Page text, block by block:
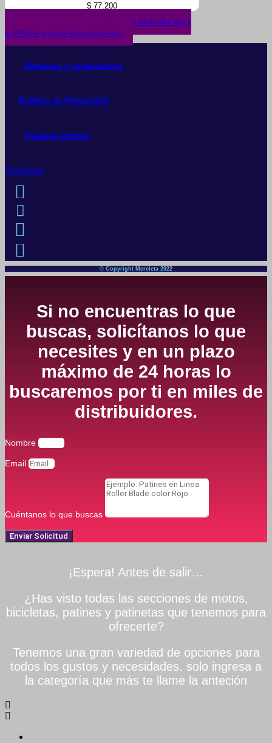
$ 77.200
¿No encuentras lo que buscas? solicítalo dando click aquí y
en 24 horas o menos te lo encontramos.
Términos y condiciones
Política de Privacidad
Quiénes Somos
Contacto
© Copyright Mercleta 2022
Si no encuentras lo que
buscas, solicítanos lo que
necesites y en un plazo
máximo de 24 horas lo
buscaremos por ti en miles de
distribuidores.
Nombre
Email
Cuéntanos lo que buscas
Enviar Solicitud
¡Espera! Antes de salir…
¿Has visto todas las secciones de motos,
bicicletas, patines y patinetas que tenemos para
ofrecerte?
Tenemos una gran variedad de opciones para
todos los gustos y necesidades. solo ingresa a
la categoría que más te llame la anteción